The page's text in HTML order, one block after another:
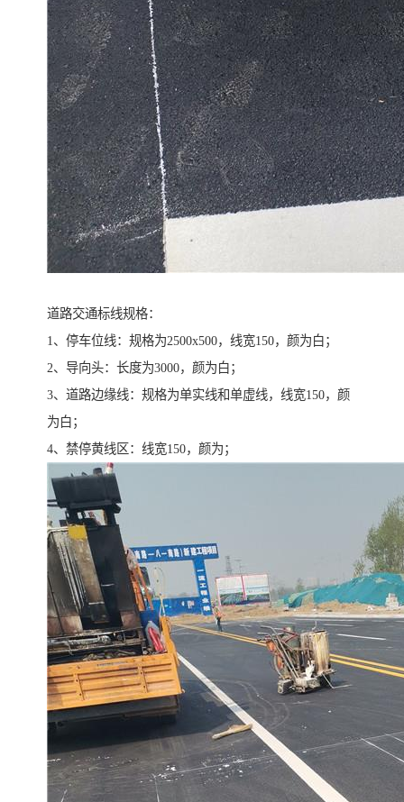
道路交通标线规格：
1、停车位线：规格为2500x500，线宽150，颜为白；
2、导向头：长度为3000，颜为白；
3、道路边缘线：规格为单实线和单虚线，线宽150，颜
为白；
4、禁停黄线区：线宽150，颜为；